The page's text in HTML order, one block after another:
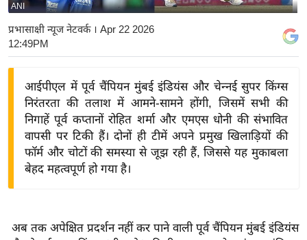
बि
ज़
ने
स
द्यो
ष
ANI
प्रभासाक्षी न्यूज नेटवर्क। Apr 22 2026
12:49PM
आईपीएल में पूर्व चैंपियन मुंबई इंडियंस और चेन्नई सुपर किंग्स
निरंतरता की तलाश में आमने-सामने होंगी, जिसमें सभी की
निगाहें पूर्व कप्तानों रोहित शर्मा और एमएस धोनी की संभावित
वापसी पर टिकी हैं। दोनों ही टीमें अपने प्रमुख खिलाड़ियों की
फॉर्म और चोटों की समस्या से जूझ रही हैं, जिससे यह मुकाबला
बेहद महत्वपूर्ण हो गया है।
अब तक अपेक्षित प्रदर्शन नहीं कर पाने वाली पूर्व चैंपियन मुंबई इंडियंस